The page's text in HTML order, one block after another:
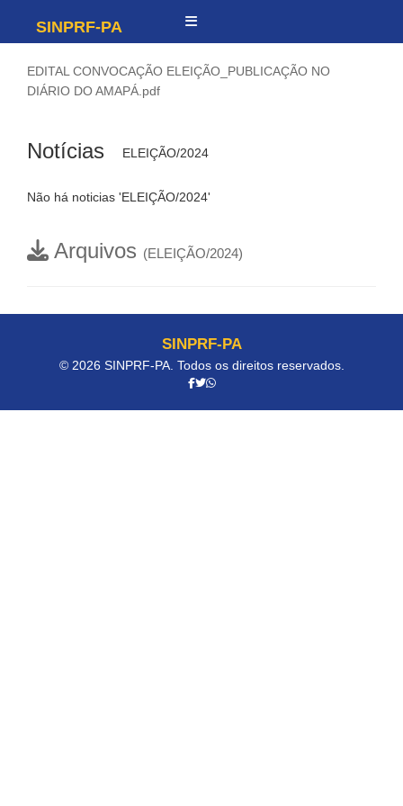
SINPRF-PA
EDITAL CONVOCAÇÃO ELEIÇÃO_PUBLICAÇÃO NO
DIÁRIO DO AMAPÁ.pdf
Notícias ELEIÇÃO/2024
Não há noticias 'ELEIÇÃO/2024'
Arquivos (ELEIÇÃO/2024)
SINPRF-PA
© 2026 SINPRF-PA. Todos os direitos reservados.